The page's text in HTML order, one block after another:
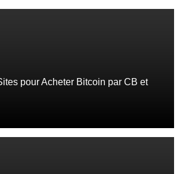
pour Acheter Bitcoin par CB et